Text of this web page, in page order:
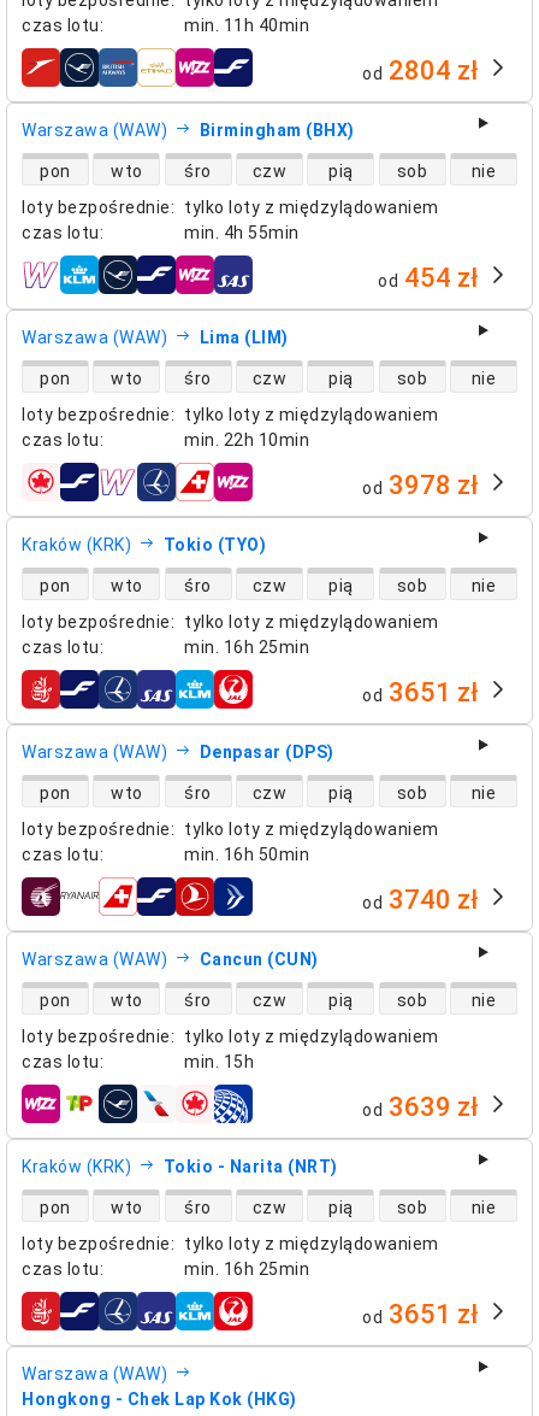
czas lotu: min. 11h 40min
linie lotnicze od 2804 zł
Warszawa (WAW) Birmingham (BHX)
loty bezpośrednie:
tylko loty z międzylądowaniem
czas lotu: min. 4h 55min
dostępność lotów bezpośrednich
pon wto śro czw pią sob nie
linie lotnicze od 454 zł
Warszawa (WAW) Lima (LIM)
loty bezpośrednie:
tylko loty z międzylądowaniem
czas lotu: min. 22h 10min
dostępność lotów bezpośrednich
pon wto śro czw pią sob nie
linie lotnicze od 3978 zł
Kraków (KRK) Tokio (TYO)
loty bezpośrednie:
tylko loty z międzylądowaniem
czas lotu: min. 16h 25min
dostępność lotów bezpośrednich
pon wto śro czw pią sob nie
linie lotnicze od 3651 zł
Warszawa (WAW) Denpasar (DPS)
loty bezpośrednie:
tylko loty z międzylądowaniem
czas lotu: min. 16h 50min
dostępność lotów bezpośrednich
pon wto śro czw pią sob nie
linie lotnicze od 3740 zł
Warszawa (WAW) Cancun (CUN)
loty bezpośrednie:
tylko loty z międzylądowaniem
czas lotu: min. 15h
dostępność lotów bezpośrednich
pon wto śro czw pią sob nie
linie lotnicze od 3639 zł
Kraków (KRK) Tokio - Narita (NRT)
loty bezpośrednie:
tylko loty z międzylądowaniem
czas lotu: min. 16h 25min
dostępność lotów bezpośrednich
pon wto śro czw pią sob nie
linie lotnicze od 3651 zł
Warszawa (WAW)
Hongkong - Chek Lap Kok (HKG)